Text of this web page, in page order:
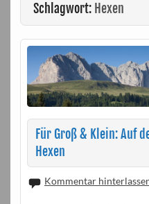
Schlagwort: Hexen
Für Groß & Klein: Auf
Hexen
Kommentar